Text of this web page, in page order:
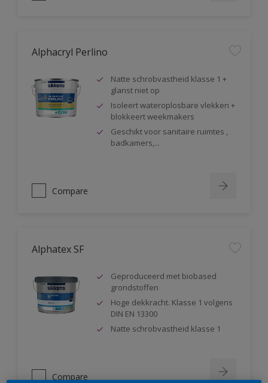
Alphacryl Perlino
Natte schrobvastheid klasse 1 +
glanst niet op
Isoleert wateroplosbare vlekken +
blokkeert weekmakers
Geschikt voor sanitaire ruimtes ,
badkamers,...
Compare
Alphatex SF
Geproduceerd met biobased
grondstoffen
Hoge dekkracht. Klasse 1 volgens
DIN EN 13300
Natte schrobvastheid klasse 1
Compare